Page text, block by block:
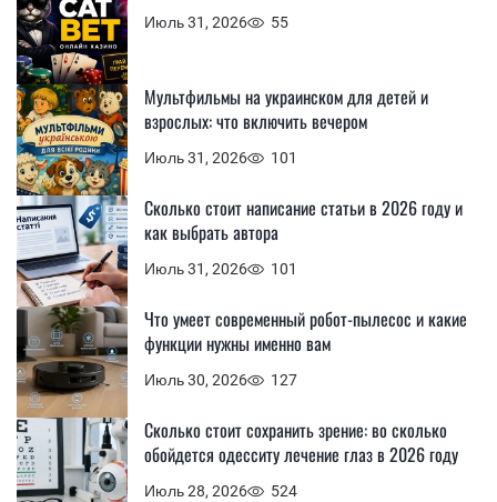
Июль 31, 2026 55
Июль 31, 2026 101
Мультфильмы на украинском для детей и
взрослых: что включить вечером
Июль 31, 2026 101
Сколько стоит написание статьи в 2026 году и
как выбрать автора
Июль 30, 2026 127
Что умеет современный робот-пылесос и какие
функции нужны именно вам
Июль 28, 2026 524
Сколько стоит сохранить зрение: во сколько
обойдется одесситу лечение глаз в 2026 году